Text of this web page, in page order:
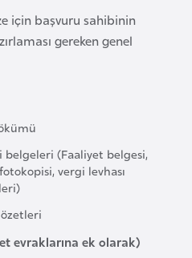
için başvuru sahibinin
gereken genel
(Faaliyet belgesi,
vergi levhası
evraklarına ek olarak)